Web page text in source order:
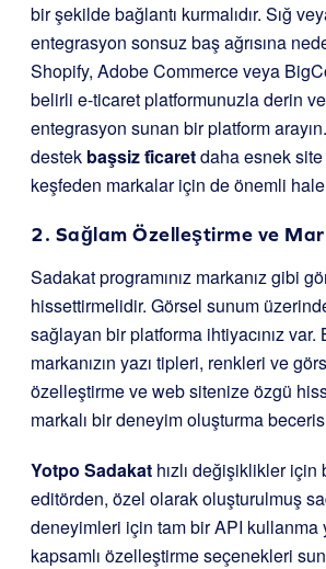
bir şekilde bağlantı kurmalıdır. Sığ
entegrasyon sonsuz baş ağrısına
Shopify, Adobe Commerce veya
belirli e-ticaret platformunuzla derin
entegrasyon sunan bir platform
destek başsiz ti̇caretdaha esnek
keşfeden markalar için de önemli
2. Sağlam Özelleştirme ve
Sadakat programınız markanız gibi
hissettirmelidir. Görsel sunum
sağlayan bir platforma ihtiyacınız
markanızın yazı tipleri, renkleri ve
özelleştirme ve web sitenize özgü
markalı bir deneyim oluşturma
Yotpo Sadakat hızlı değişiklikler
editörden, özel olarak oluşturulmuş
deneyimleri için tam bir API kullanma
kapsamlı özelleştirme seçenekleri